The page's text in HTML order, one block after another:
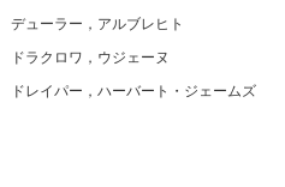
デューラー，アルブレヒト
ドラクロワ，ウジェーヌ
ドレイパー，ハーバート・ジェームズ